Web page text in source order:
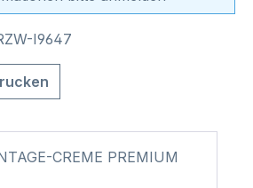
I9647